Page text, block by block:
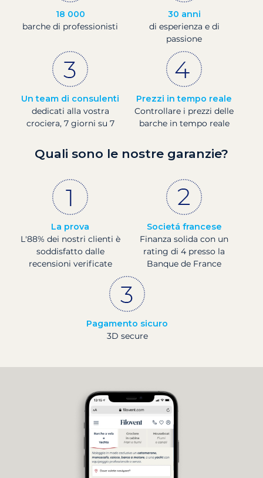
18 000
barche di professionisti
30 anni
di esperienza e di
passione
Un team di consulenti
dedicati alla vostra
crociera, 7 giorni su 7
Prezzi in tempo reale
Controllare i prezzi delle
barche in tempo reale
Quali sono le nostre garanzie?
La prova
L'88% dei nostri clienti è
soddisfatto dalle
recensioni verificate
Societá francese
Finanza solida con un
rating di 4 presso la
Banque de France
Pagamento sicuro
3D secure